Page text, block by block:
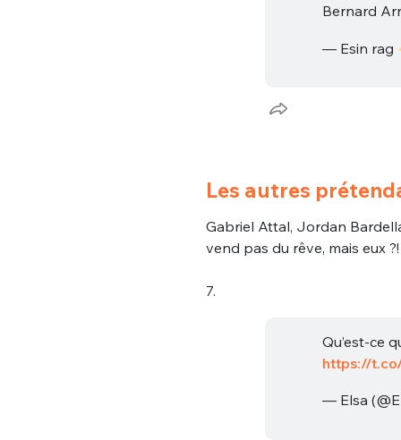
Bernard
— Esin rag
Les autres
Gabriel Attal, Jordan
vend pas du rêve, mais eux ?!
7.
Qu’est-ce
https://
— Elsa